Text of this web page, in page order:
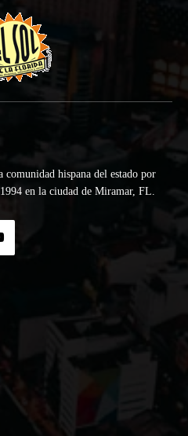
hispana del estado por
en la ciudad de Miramar, FL.